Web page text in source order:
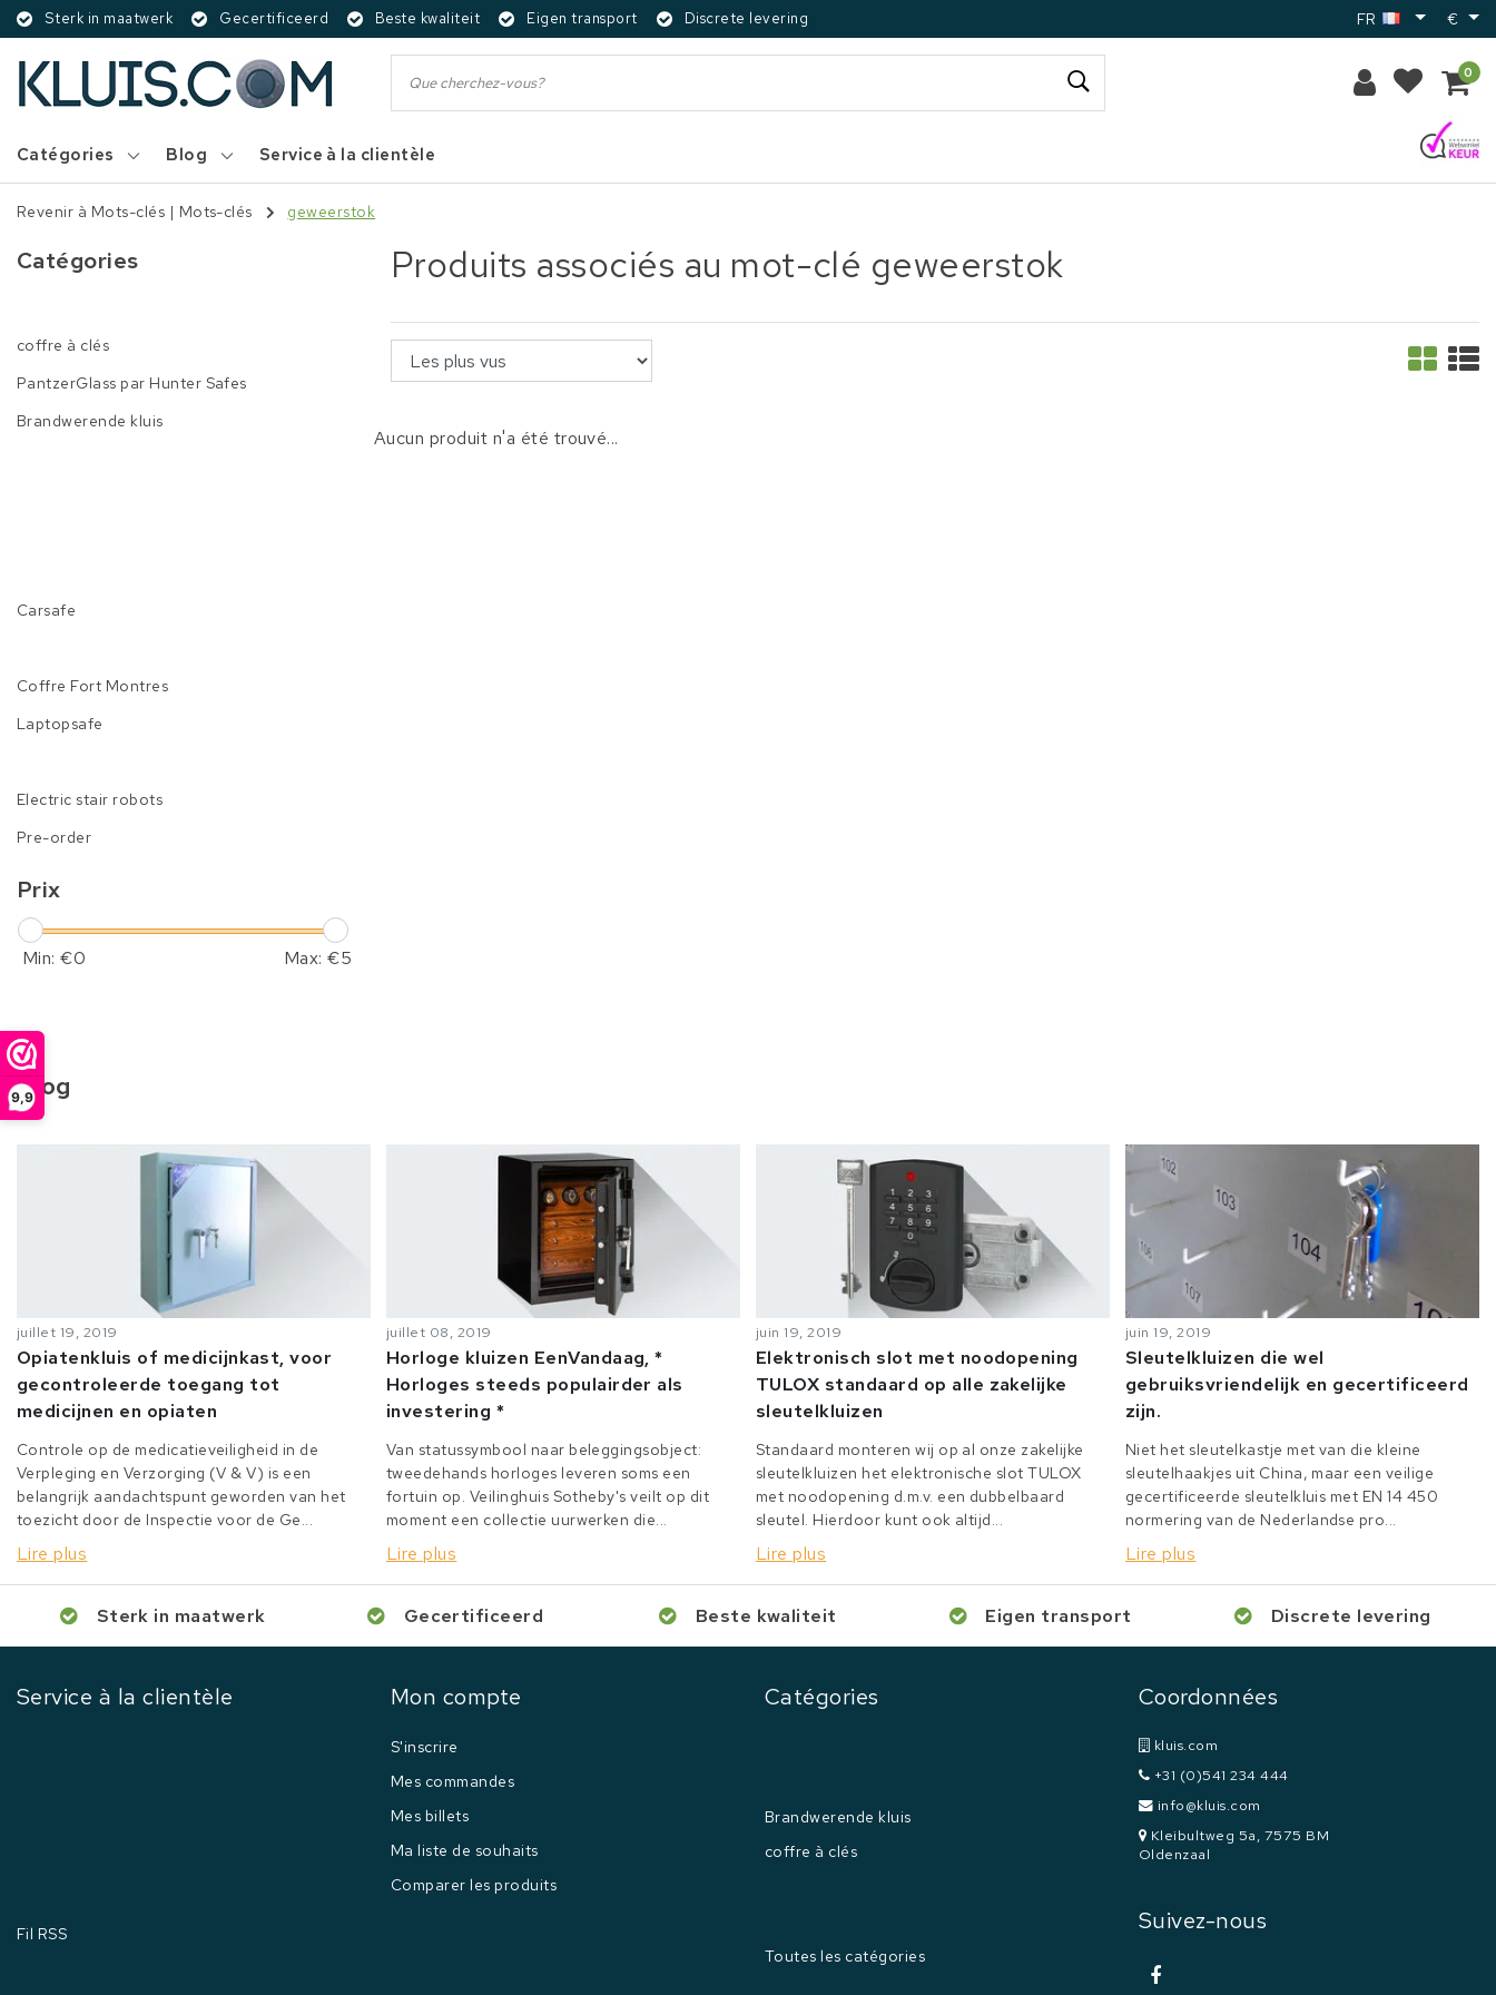
9,9
Sterk in maatwerk Gecertificeerd Beste kwaliteit Eigen transport Discrete levering FR €
0
Catégories Blog Service à la clientèle
Revenir à Mots-clés | Mots-clés geweerstok
Catégories
coffre à clés
PantzerGlass par Hunter Safes
Brandwerende kluis
Carsafe
Coffre Fort Montres
Laptopsafe
Electric stair robots
Pre-order
Prix
Min: €0 Max: €5
Produits associés au mot-clé geweerstok
Aucun produit n'a été trouvé...
Blog
juillet 19, 2019
Opiatenkluis of medicijnkast, voor
gecontroleerde toegang tot
medicijnen en opiaten
Controle op de medicatieveiligheid in de
Verpleging en Verzorging (V & V) is een
belangrijk aandachtspunt geworden van het
toezicht door de Inspectie voor de Ge...
Lire plus
juillet 08, 2019
Horloge kluizen EenVandaag, *
Horloges steeds populairder als
investering *
Van statussymbool naar beleggingsobject:
tweedehands horloges leveren soms een
fortuin op. Veilinghuis Sotheby's veilt op dit
moment een collectie uurwerken die...
Lire plus
juin 19, 2019
Elektronisch slot met noodopening
TULOX standaard op alle zakelijke
sleutelkluizen
Standaard monteren wij op al onze zakelijke
sleutelkluizen het elektronische slot TULOX
met noodopening d.m.v. een dubbelbaard
sleutel. Hierdoor kunt ook altijd...
Lire plus
juin 19, 2019
Sleutelkluizen die wel
gebruiksvriendelijk en gecertificeerd
zijn.
Niet het sleutelkastje met van die kleine
sleutelhaakjes uit China, maar een veilige
gecertificeerde sleutelkluis met EN 14 450
normering van de Nederlandse pro...
Lire plus
Sterk in maatwerk Gecertificeerd Beste kwaliteit Eigen transport Discrete levering
Service à la clientèle
Fil RSS
Mon compte
S'inscrire
Mes commandes
Mes billets
Ma liste de souhaits
Comparer les produits
Catégories
Brandwerende kluis
coffre à clés
Toutes les catégories
Coordonnées
kluis.com
+31 (0)541 234 444
info@kluis.com
Kleibultweg 5a, 7575 BM
Oldenzaal
Suivez-nous